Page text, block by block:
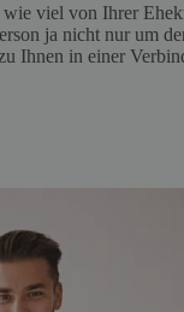
wie viel von Ihrer
ja nicht nur um
Ihnen in einer